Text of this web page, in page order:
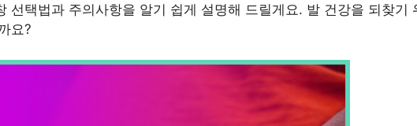
선택법과 주의사항을 알기 쉽게 설명해 드릴게요. 발 건강을 되찾기
요?